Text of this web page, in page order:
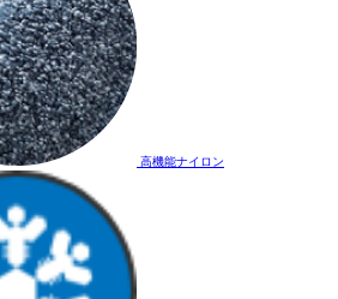
高機能ナイロン